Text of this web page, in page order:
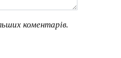
коментарів.